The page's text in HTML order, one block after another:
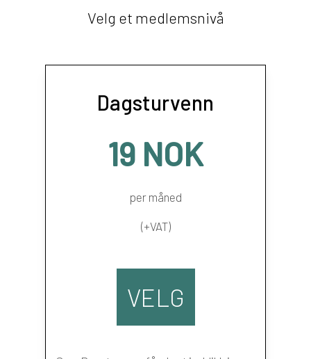
Velg et medlemsnivå
Dagsturvenn
19 NOK
per måned
(+VAT)
VELG